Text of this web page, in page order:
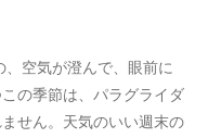
空気が澄んで、眼前に
の季節は、パラグライダ
せん。天気のいい週末の